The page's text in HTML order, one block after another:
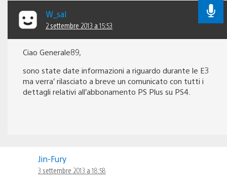
W_sal
2 settembre 2013 a 15:53
Ciao Generale89,
sono state date informazioni a riguardo durante le E3
ma verra’ rilasciato a breve un comunicato con tutti i
dettagli relativi all’abbonamento PS Plus su PS4.
Jin-Fury
3 settembre 2013 a 18:58